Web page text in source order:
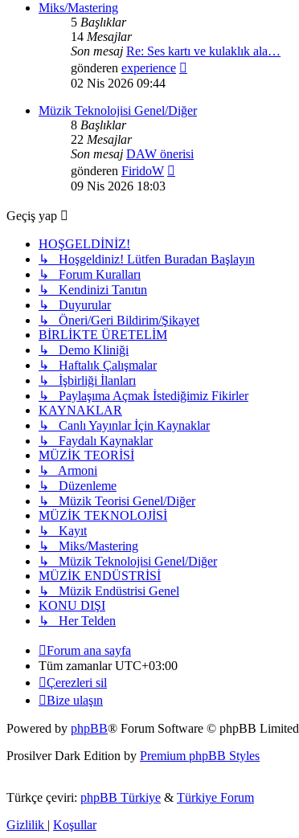
Miks/Mastering
5 Başlıklar
14 Mesajlar
Son mesaj Re: Ses kartı ve kulaklık ala…
gönderen experience
02 Nis 2026 09:44
Müzik Teknolojisi Genel/Diğer
8 Başlıklar
22 Mesajlar
Son mesaj DAW önerisi
gönderen FiridoW
09 Nis 2026 18:03
Geçiş yap
HOŞGELDİNİZ!
↳ Hoşgeldiniz! Lütfen Buradan Başlayın
↳ Forum Kuralları
↳ Kendinizi Tanıtın
↳ Duyurular
↳ Öneri/Geri Bildirim/Şikayet
BİRLİKTE ÜRETELİM
↳ Demo Kliniği
↳ Haftalık Çalışmalar
↳ İşbirliği İlanları
↳ Paylaşıma Açmak İstediğimiz Fikirler
KAYNAKLAR
↳ Canlı Yayınlar İçin Kaynaklar
↳ Faydalı Kaynaklar
MÜZİK TEORİSİ
↳ Armoni
↳ Düzenleme
↳ Müzik Teorisi Genel/Diğer
MÜZİK TEKNOLOJİSİ
↳ Kayıt
↳ Miks/Mastering
↳ Müzik Teknolojisi Genel/Diğer
MÜZİK ENDÜSTRİSİ
↳ Müzik Endüstrisi Genel
KONU DIŞI
↳ Her Telden
Forum ana sayfa
Tüm zamanlarUTC+03:00
Çerezleri sil
Bize ulaşın
Powered by phpBB® Forum Software © phpBB Limited
Prosilver Dark Edition by Premium phpBB Styles
Türkçe çeviri: phpBB Türkiye & Türkiye Forum
Gizlilik | Koşullar